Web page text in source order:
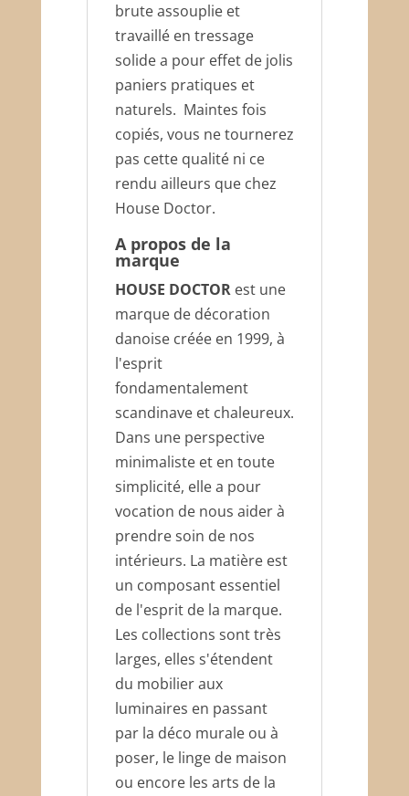
brute assouplie et
travaillé en tressage
solide a pour effet de jolis
paniers pratiques et
naturels. Maintes fois
copiés, vous ne tournerez
pas cette qualité ni ce
rendu ailleurs que chez
House Doctor.
A propos de la
marque
HOUSE DOCTORest une
marque de décoration
danoise créée en 1999, à
l'esprit
fondamentalement
scandinave et chaleureux.
Dans une perspective
minimaliste et en toute
simplicité, elle a pour
vocation de nous aider à
prendre soin de nos
intérieurs. La matière est
un composant essentiel
de l'esprit de la marque.
Les collections sont très
larges, elles s'étendent
du mobilier aux
luminaires en passant
par la déco murale ou à
poser, le linge de maison
ou encore les arts de la